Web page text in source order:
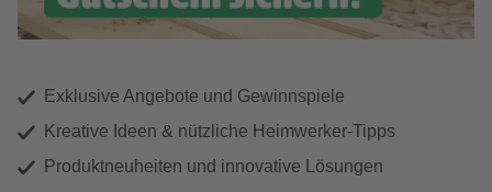
Exklusive Angebote und Gewinnspiele
Kreative Ideen & nützliche Heimwerker-Tipps
Produktneuheiten und innovative Lösungen